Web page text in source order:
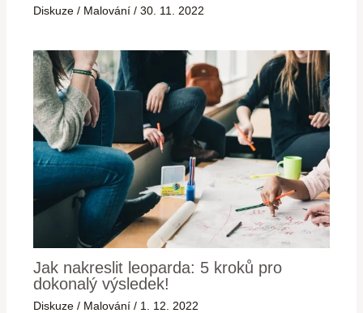
Diskuze / Malování /30. 11. 2022
Jak nakreslit leoparda: 5 kroků pro
dokonalý výsledek!
Diskuze / Malování / 1. 12. 2022